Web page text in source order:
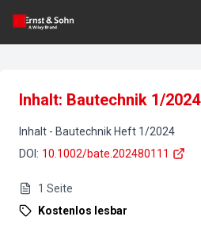
Inhalt: Bautechnik 1/2024
Inhalt - Bautechnik Heft 1/2024
DOI : 10.1002/bate.202480111
1 Seite
Kostenlos lesbar